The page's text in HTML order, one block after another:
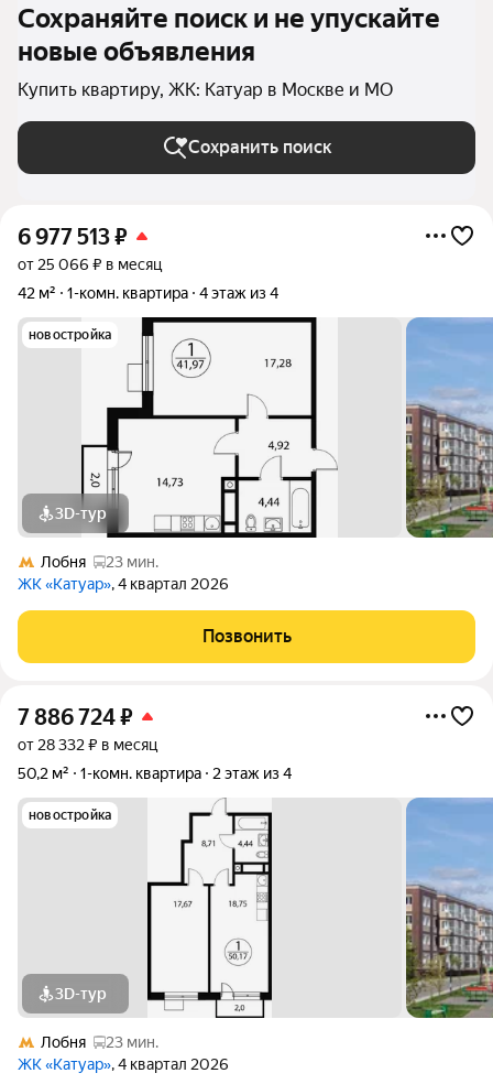
Сохраняйте поиск и не упускайте
новые объявления
Купить квартиру, ЖК: Катуар в Москве и МО
Сохранить поиск
6 977 513₽
от 25 066 ₽ в месяц
42 м²
1-комн. квартира 4 этаж из 4
новостройка
3D-тур
Лобня
23 мин.
ЖК «Катуар», 4 квартал 2026
Позвонить
7 886 724₽
от 28 332 ₽ в месяц
50,2 м²
1-комн. квартира 2 этаж из 4
новостройка
3D-тур
Лобня
23 мин.
ЖК «Катуар», 4 квартал 2026